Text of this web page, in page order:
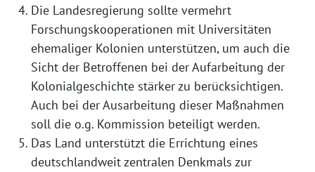
Die Landesregierung sollte vermehrt
Forschungskooperationen mit Universitäten
ehemaliger Kolonien unterstützen, um auch die
Sicht der Betroffenen bei der Aufarbeitung der
Kolonialgeschichte stärker zu berücksichtigen.
Auch bei der Ausarbeitung dieser Maßnahmen
soll die o.g. Kommission beteiligt werden.
Das Land unterstützt die Errichtung eines
deutschlandweit zentralen Denkmals zur